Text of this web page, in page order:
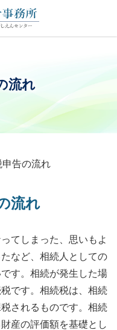
流れ
申告の流れ
流れ
てしまった、思いもよ
など、相続人としての
す。相続が発生した場
です。相続税は、相続
されるものです。相続
産の評価額を基礎とし